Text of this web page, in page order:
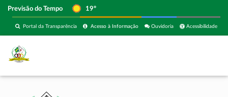
Previsão do Tempo 19º
Acessibilidade
Ouvidoria
Acesso à Informação
Portal da Transparência